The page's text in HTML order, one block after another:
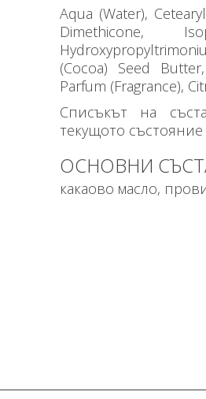
Aqua (Water),
Dimethicone,
(Cocoa) Seed
Parfum (Fragrance),
Списъкът на
текущото
ОСНОВНИ
какаово масло,